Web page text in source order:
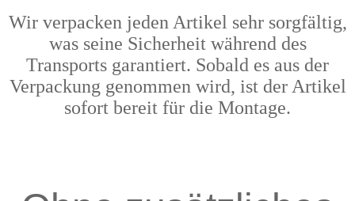
Wir verpacken jeden Artikel sehr sorgfältig,
was seine Sicherheit während des
Transports garantiert. Sobald es aus der
Verpackung genommen wird, ist der Artikel
sofort bereit für die Montage.